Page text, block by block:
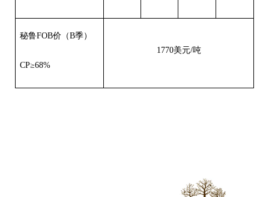
秘鲁FOB价（B季）
CP≥68%
1770美元/吨